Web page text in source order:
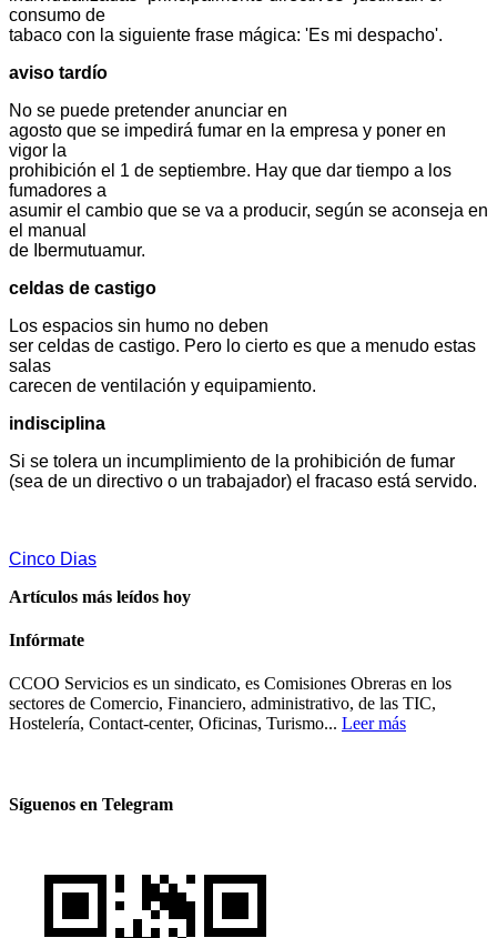
consumo de
tabaco con la siguiente frase mágica: 'Es mi despacho'.
aviso tardío
No se puede pretender anunciar en
agosto que se impedirá fumar en la empresa y poner en
vigor la
prohibición el 1 de septiembre. Hay que dar tiempo a los
fumadores a
asumir el cambio que se va a producir, según se aconseja en
el manual
de Ibermutuamur.
celdas de castigo
Los espacios sin humo no deben
ser celdas de castigo. Pero lo cierto es que a menudo estas
salas
carecen de ventilación y equipamiento.
indisciplina
Si se tolera un incumplimiento de la prohibición de fumar
(sea de un directivo o un trabajador) el fracaso está servido.
Cinco Dias
Artículos más leídos hoy
Infórmate
CCOO Servicios es un sindicato, es Comisiones Obreras en los
sectores de Comercio, Financiero, administrativo, de las TIC,
Hostelería, Contact-center, Oficinas, Turismo... Leer más
Síguenos en Telegram